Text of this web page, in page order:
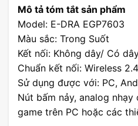
Mô tả tóm tắt sản phẩm
Model: E-DRA EGP7603
Màu sắc: Trong Suốt
Kết nối: Không dây/ Có
Chuẩn kết nối: Wireless
Sử dụng được với: PC,
Nút bấm nảy, analog
game trên PC hoặc các